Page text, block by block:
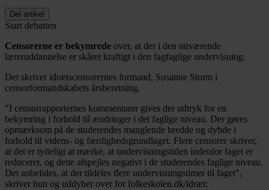
Del artikel
Start debatten
Censorerne er bekymrede over, at der i den nuværende
læreruddannelse er skåret kraftigt i den fagfaglige undervisning.
Det skriver idrætscensorernes formand, Susanne Storm i
censorformandskabets årsberetning.
"I censorrapporternes kommentarer gives der udtryk for en
bekymring i forhold til ændringer i det faglige niveau. Der gøres
opmærksom på de studerendes manglende bredde og dybde i
forhold til videns- og færdighedsgrundlaget. Flere censorer skriver,
at det er tydeligt at mærke, at undervisningstiden indenfor faget er
reduceret, og dette afspejles negativt i de studerendes faglige niveau.
Det anbefales, at der tildeles flere undervisningstimer til faget",
skriver hun og uddyber over for folkeskolen.dk/idræt: